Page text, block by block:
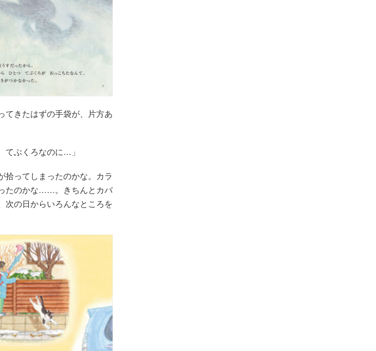
きたはずの手袋が、片方あ
ぶくろなのに…」
ってしまったのかな。カラ
たのかな……。きちんとカバ
次の日からいろんなところを